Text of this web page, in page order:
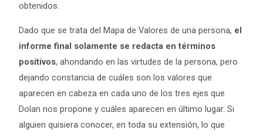
obtenidos.
Dado que se trata del Mapa de Valores de una persona, el
informe final solamente se redacta en términos
positivos, ahondando en las virtudes de la persona, pero
dejando constancia de cuáles son los valores que
aparecen en cabeza en cada uno de los tres ejes que
Dolan nos propone y cuáles aparecen en último lugar. Si
alguien quisiera conocer, en toda su extensión, lo que